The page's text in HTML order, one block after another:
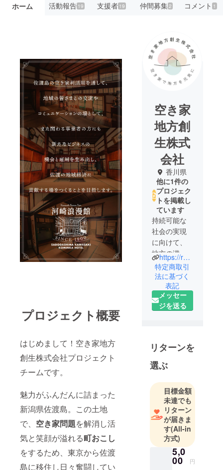
ホーム 活動報告19 支援者 19 仲間募集2 コメント 1
プロジェクト概要
はじめまして！空き家地方
創生株式会社プロジェクト
チームです。
魅力がふんだんに詰まった
新潟県佐渡島。この土地
で、 空き家問題を解消し活
気と笑顔が溢れる町おこし
をするため、東京から佐渡
島に移住し日々奮闘してい
空き家
地方創
生株式
会社
香川県
他に1件の
プロジェク
トを掲載し
ています
持続可能な
社会の実現
に向けて、
地方の潜在
的な資源を
見出し、有
効活用して
新たな価値
を創造しま
軟性を重視
し、常に新
しいアイデ
みで地域社
会に貢献し
ます。
https://re-akiya.co.jp/
特定商取引
法に基づく
表記
メッセー
ジを送る
リターンを
選ぶ
目標金額
未達でも
リターン
が届きま
す(All-in
方式)
5,0
00 円